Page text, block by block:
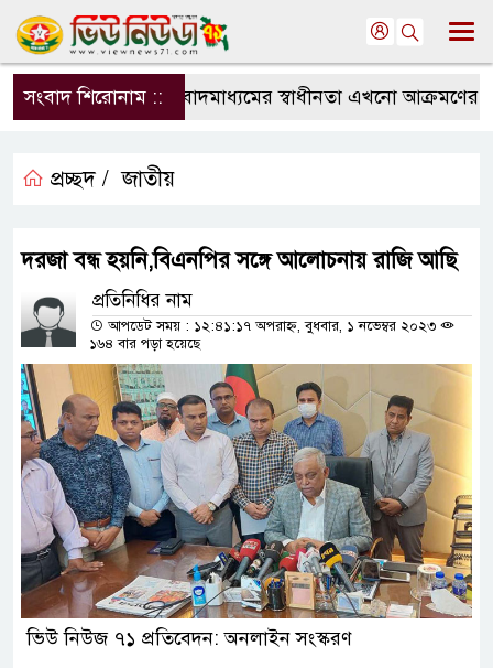
সংবাদ শিরোনাম ::সংবাদমাধ্যমের স্বাধীনতা এখনো আক্রমণের
প্রচ্ছদ / জাতীয়
দরজা বন্ধ হয়নি,বিএনপির সঙ্গে আলোচনায় রাজি আছি
প্রতিনিধির নাম
আপডেট সময় : ১২:৪১:১৭ অপরাহ্ন, বুধবার, ১ নভেম্বর ২০২৩
১৬৪ বার পড়া হয়েছে
ভিউ নিউজ ৭১ প্রতিবেদন: অনলাইন সংস্করণ